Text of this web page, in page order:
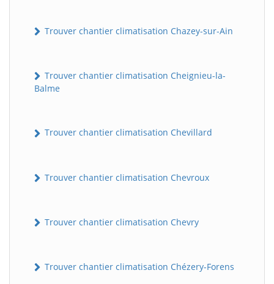
Trouver chantier climatisation Chazey-sur-Ain
Trouver chantier climatisation Cheignieu-la-
Balme
Trouver chantier climatisation Chevillard
Trouver chantier climatisation Chevroux
Trouver chantier climatisation Chevry
Trouver chantier climatisation Chézery-Forens